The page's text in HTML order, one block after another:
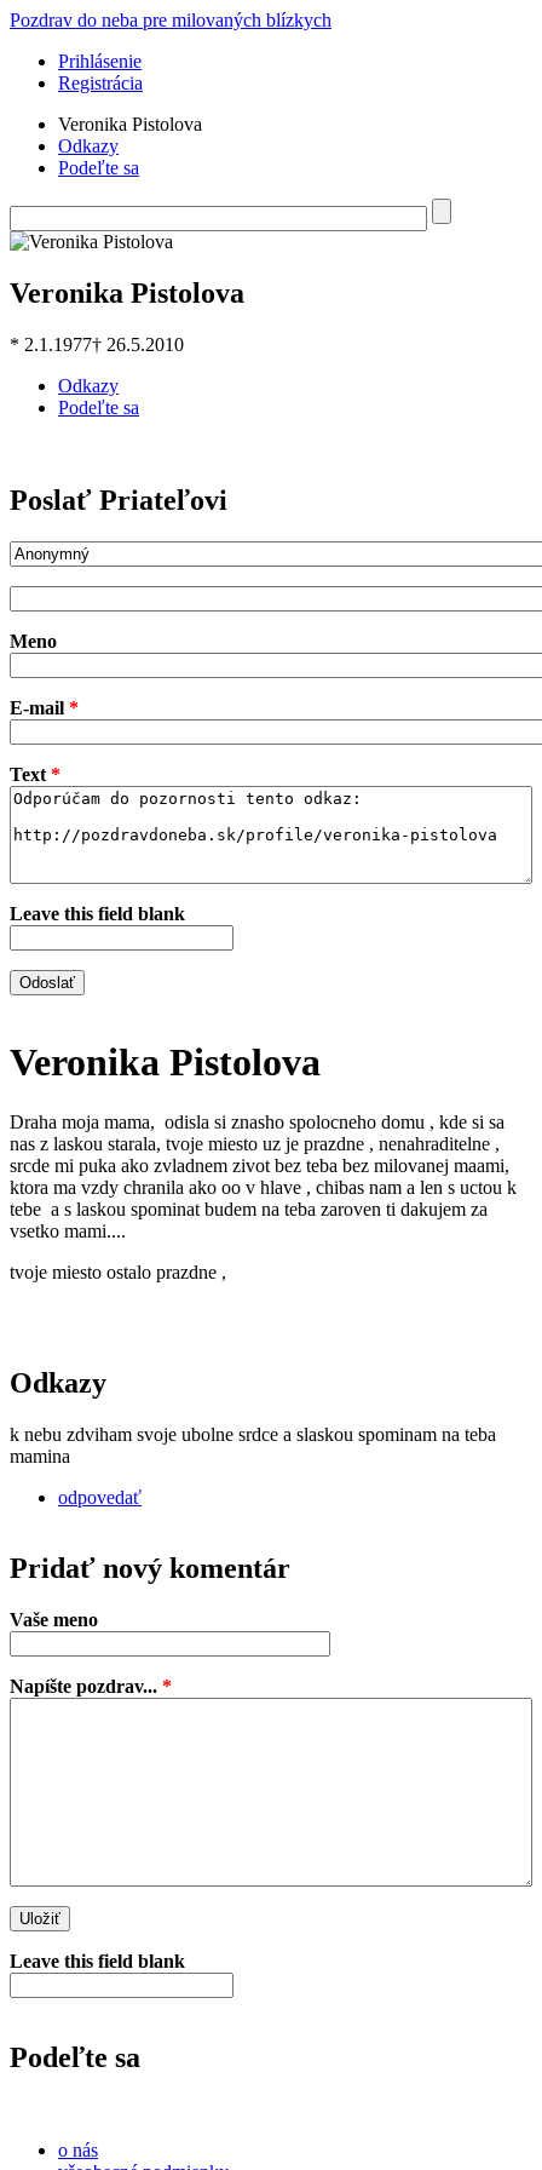
Skočiť na hlavný obsah
Pozdrav do neba pre milovaných blízkych
Prihlásenie
Registrácia
Veronika Pistolova
Odkazy
Podeľte sa
Vyhľadávanie
Hľadať
Veronika Pistolova
* 2.1.1977† 26.5.2010
Odkazy
Podeľte sa
Poslať Priateľovi
odosielateľ-meno
Meno
E-mail *
Text *
Leave this field blank
Veronika Pistolova
Draha moja mama, odisla si znasho spolocneho domu , kde si sa
nas z laskou starala, tvoje miesto uz je prazdne , nenahraditelne ,
srcde mi puka ako zvladnem zivot bez teba bez milovanej maami,
ktora ma vzdy chranila ako oo v hlave , chibas nam a len s uctou k
tebe a s laskou spominat budem na teba zaroven ti dakujem za
vsetko mami....
tvoje miesto ostalo prazdne ,
Odkazy
k nebu zdviham svoje ubolne srdce a slaskou spominam na teba
mamina
odpovedať
Pridať nový komentár
Vaše meno
Napíšte pozdrav... *
Leave this field blank
Podeľte sa
o nás